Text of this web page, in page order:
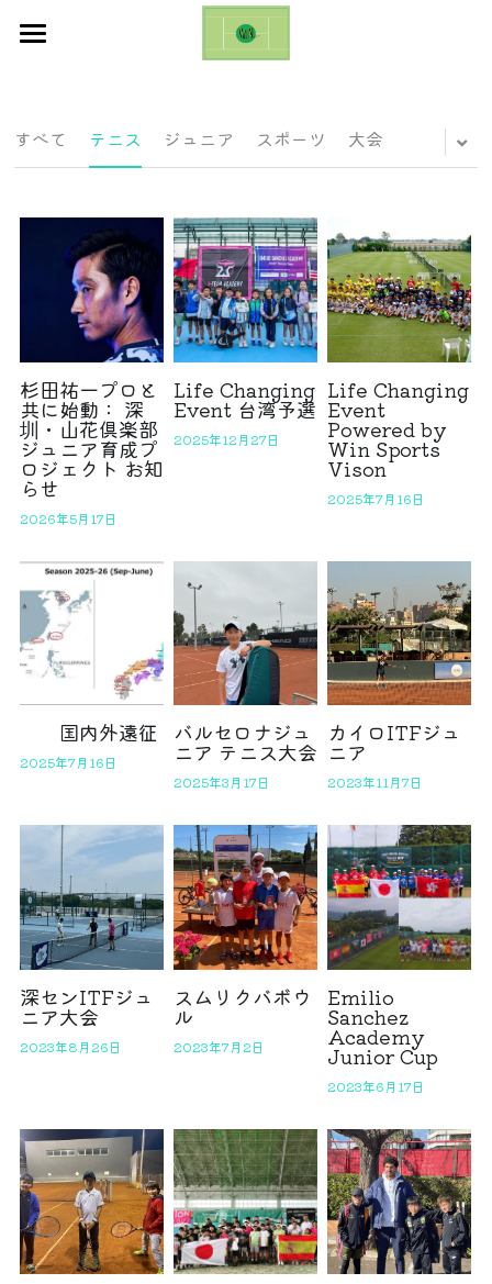
ギャラリー
お問い合わせ
ブログ
Emilio Sanchez Academy Cup
日本語
日本語
English
すべて テニス ジュニア スポーツ 大会
杉田祐一プロと
共に始動： 深
圳・山花倶楽部
ジュニア育成プ
ロジェクト お知
らせ
2026年5月17日
Life Changing
Event 台湾予選
2025年12月27日
Life Changing
Event
Powered by
Win Sports
Vison
2025年7月16日
国内外遠征
2025年7月16日
バルセロナジュ
ニア テニス大会
2025年3月17日
カイロITFジュ
ニア
2023年11月7日
深センITFジュ
ニア大会
2023年8月26日
スムリクバボウ
ル
2023年7月2日
Emilio
Sanchez
Academy
Junior Cup
2023年6月17日